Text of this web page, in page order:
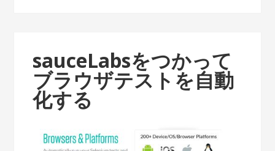
sauceLabsをつかって
ブラウザテストを自動
化する